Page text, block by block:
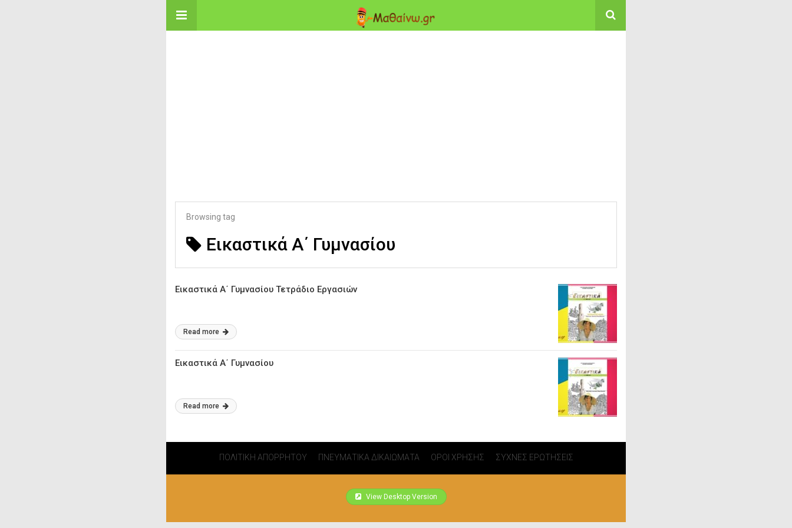
Browsing tag
Εικαστικά Α΄ Γυμνασίου
Εικαστικά Α΄ Γυμνασίου Τετράδιο Εργασιών
Read more
Εικαστικά Α΄ Γυμνασίου
Read more
ΠΟΛΙΤΙΚΗ ΑΠΟΡΡΗΤΟΥ ΠΝΕΥΜΑΤΙΚΑ ΔΙΚΑΙΩΜΑΤΑ ΟΡΟΙ ΧΡΗΣΗΣ ΣΥΧΝΕΣ ΕΡΩΤΗΣΕΙΣ
View Desktop Version